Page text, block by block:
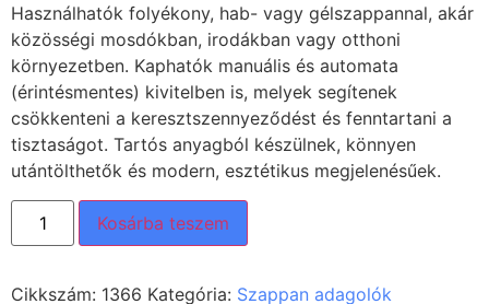
Használhatók folyékony, hab- vagy gélszappannal, akár
közösségi mosdókban, irodákban vagy otthoni
környezetben. Kaphatók manuális és automata
(érintésmentes) kivitelben is, melyek segítenek
csökkenteni a keresztszennyeződést és fenntartani a
tisztaságot. Tartós anyagból készülnek, könnyen
utántölthetők és modern, esztétikus megjelenésűek.
Kosárba teszem
Cikkszám: 1366 Kategória: Szappan adagolók